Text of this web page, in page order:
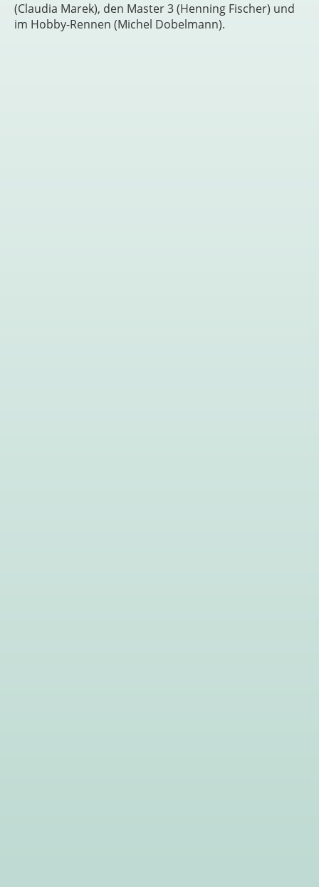
(Claudia Marek), den Master 3 (Henning Fischer) und
im Hobby-Rennen (Michel Dobelmann).